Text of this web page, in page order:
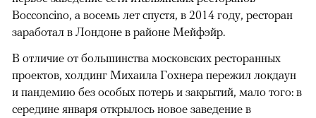
Bocconcino, а восемь лет спустя, в 2014 году, ресторан
заработал в Лондоне в районе Мейфэйр.
В отличие от большинства московских ресторанных
проектов, холдинг Михаила Гохнера пережил локдаун
и пандемию без особых потерь и закрытий, мало того: в
середине января открылось новое заведение в